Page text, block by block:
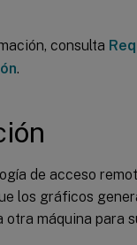
consulta
.
de acceso
los gráficos
otra máquina para